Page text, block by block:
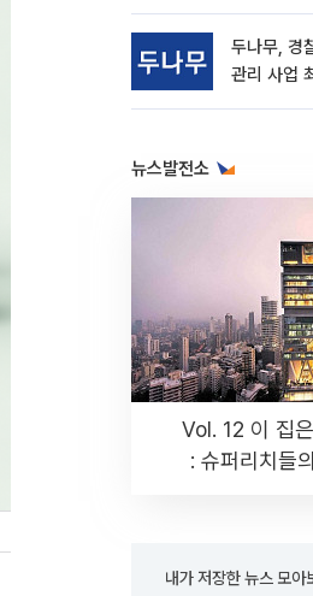
두나무, 경
관리 사업
뉴스발전소
Vol. 12 이 집
: 슈퍼리치들
내가 저장한 뉴스 모아